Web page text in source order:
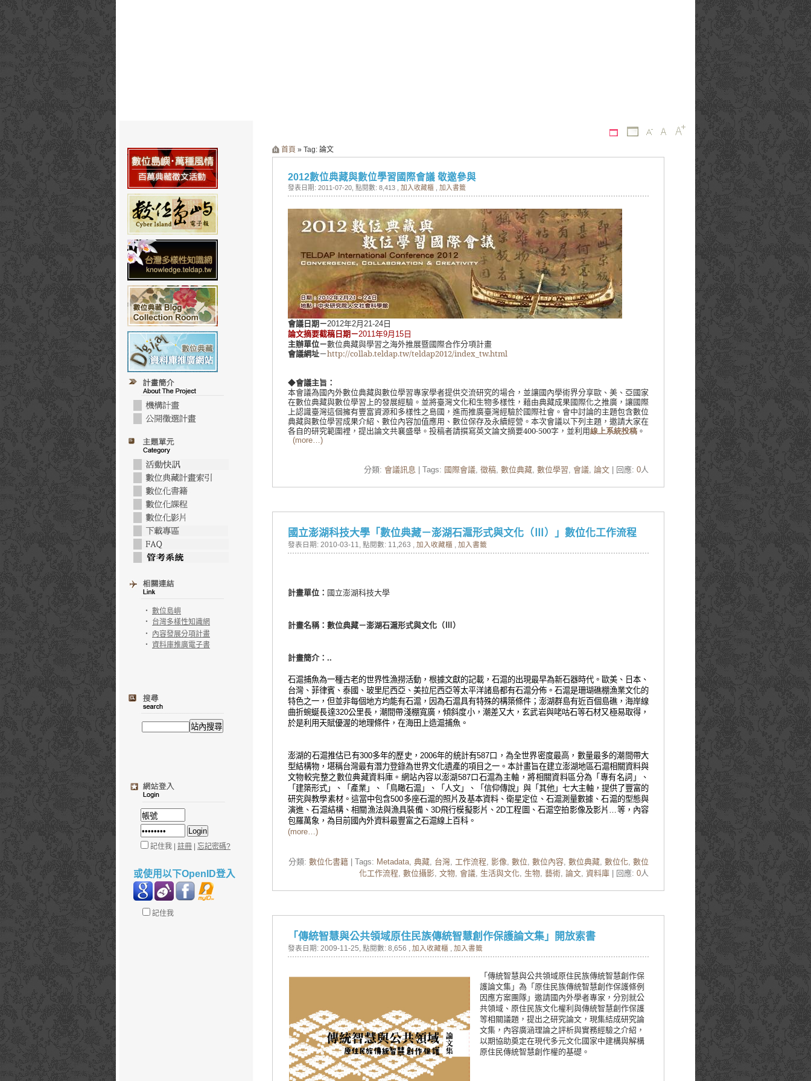
‧ 數位島嶼
‧ 台灣多樣性知識網
‧ 內容發展分項計畫
‧ 資料庫推廣電子書
記住我 | 註冊 | 忘記密碼?
或使用以下OpenID登入
記住我
首頁 » Tag: 論文
2012數位典藏與數位學習國際會議 敬邀參與
發表日期: 2011-07-20 , 點閱數: 8,413 , 加入收藏櫃 加入書籤
會議日期－2012年2月21-24日
論文摘要截稿日期－2011年9月 15日
主辦單位－數位典藏與學習之海外推展暨國際合作分項計畫
會議網址－http://collab.teldap.tw/teldap2012/index_tw.html
◆會議主旨：
本會議為國內外數位典藏與數位學習專家學者提供交流研究的場合，並讓國內學術界分享歐、美、亞國家
在數位典藏與數位學習上的發展經驗。並將臺灣文化和生物多樣性，藉由典藏成果國際化之推廣，讓國際
上認識臺灣這個擁有豐富資源和多樣性之島國，進而推廣臺灣經驗於國際社會。會中討論的主題包含數位
典藏與數位學習成果介紹、數位內容加值應用、數位保存及永續經營。本次會議以下列主題，邀請大家在
各自的研究範圍裡，提出論文共襄盛舉。投稿者請撰寫英文論文摘要400-500字，並利用線上系統投稿 。
(more…)
分類: 會議訊息 | Tags: 國際會議, 徵稿, 數位典藏, 數位學習, 會議, 論文 | 回應: 0人
國立澎湖科技大學「數位典藏－澎湖石滬形式與文化（Ⅲ）」數位化工作流程
發表日期: 2010-03-11 , 點閱數: 11,263 , 加入收藏櫃 加入書籤
計畫單位： 國立澎湖科技大學
計畫名稱：數位典藏－澎湖石滬形式與文化（Ⅲ）
計畫簡介：..
石滬捕魚為一種古老的世界性漁撈活動，根據文獻的記載，石滬的出現最早為新石器時代。歐美、日本、
台灣、菲律賓、泰國、玻里尼西亞、美拉尼西亞等太平洋諸島都有石滬分佈。石滬是珊瑚礁棚漁業文化的
特色之一，但並非每個地方均能有石滬，因為石滬具有特殊的構築條件；澎湖群島有近百個島礁，海岸線
曲折蜿蜒長達320公里長，潮間帶淺棚寬廣，傾斜度小，潮差又大，玄武岩與咾咕石等石材又極易取得，
於是利用天賦優渥的地理條件，在海田上造滬捕魚。
澎湖的石滬推估已有300多年的歷史，2006年的統計有587口，為全世界密度最高，數量最多的潮間帶大
型結構物，堪稱台灣最有潛力登錄為世界文化遺產的項目之一。本計畫旨在建立澎湖地區石滬相關資料與
文物較完整之數位典藏資料庫。網站內容以澎湖587口石滬為主軸，將相關資料區分為「專有名詞」、
「建築形式」、「產業」、「鳥瞰石滬」、「人文」、「信仰傳說」與「其他」七大主軸，提供了豐富的
研究與教學素材。這當中包含500多座石滬的照片及基本資料、衛星定位、石滬測量數據、石滬的型態與
演進、石滬結構、相關漁法與漁具裝備、 3D飛行模擬影片、2D工程圖、石滬空拍影像及影片 …等，內容
包羅萬象，為目前國內外資料最豐富之石滬線上百科。
(more…)
分類: 數位化書籍 | Tags: Metadata, 典藏, 台灣, 工作流程, 影像, 數位, 數位內容, 數位典藏, 數位化, 數位
化工作流程, 數位攝影, 文物, 會議, 生活與文化, 生物, 藝術, 論文, 資料庫 | 回應: 0人
「傳統智慧與公共領域原住民族傳統智慧創作保護論文集」開放索書
發表日期: 2009-11-25 , 點閱數: 8,656 , 加入收藏櫃 加入書籤
「傳統智慧與公共領域原住民族傳統智慧創作保
護論文集」為「原住民族傳統智慧創作保護條例
因應方案團隊」邀請國內外學者專家，分別就公
共領域、原住民族文化權利與傳統智慧創作保護
等相關議題，提出之研究論文，現集結成研究論
文集，內容廣涵理論之評析與實務經驗之介紹，
以期協助奠定在現代多元文化國家中建構與解構
原住民傳統智慧創作權的基礎。